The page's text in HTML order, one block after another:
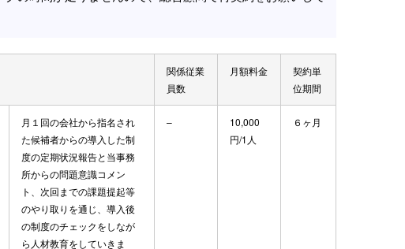
関係従業
員数
月額料金
契約単
位期間
月１回の会社から指名され
た候補者からの導入した制
度の定期状況報告と当事務
所からの問題意識コメン
ト、次回までの課題提起等
のやり取りを通じ、導入後
の制度のチェックをしなが
ら人材教育をしていきま
–
10,000
円/1人
６ヶ月